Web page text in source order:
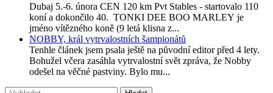
Dubaj 5.-6. února CEN 120 km Pvt Stables - startovalo 110
koní a dokončilo 40. TONKI DEE BOO MARLEY je
jméno vítězného koně (9 letá klisna z...
NOBBY, král vytrvalostních šampionátů
Tenhle článek jsem psala ještě na původní editor před 4 lety.
Bohužel včera zasáhla vytrvalostní svět zpráva, že Nobby
odešel na věčné pastviny. Bylo mu...